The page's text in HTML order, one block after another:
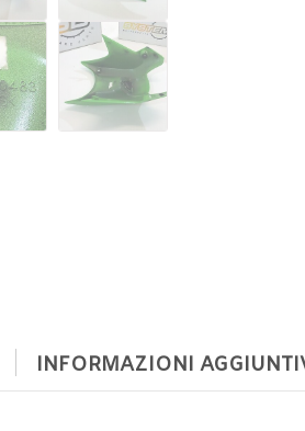
INFORMAZIONI